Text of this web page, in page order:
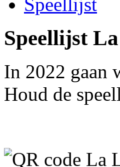
Speellijst
In 2022 gaan
Houd de